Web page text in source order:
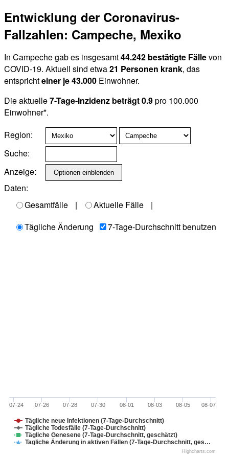
Entwicklung der Coronavirus-
Fallzahlen: Campeche, Mexiko
In Campeche gab es insgesamt44.242 bestätigte Fällevon
COVID-19. Aktuell sind etwa21 Personen krank, das
entsprichteiner je 43.000 Einwohner.
Die aktuelle7-Tage-Inzidenz beträgt 0.9pro 100.000
Einwohner*.
Region:
Suche:
Anzeige:
Daten:
Gesamtfälle
| Aktuelle Fälle
|
Tägliche Änderung
7-Tage-Durchschnitt benutzen
Tägliche neue Infektionen (7-Tage-Durchschnitt)
Tägliche Todesfälle (7-Tage-Durchschnitt)
Tägliche Genesene (7-Tage-Durchschnitt, geschätzt)
Tagliche Änderung in aktiven Fällen (7-Tage-Durchschnitt, ges…
07-24 07-26 07-28 07-30 08-01 08-03 08-05 08-07
Highcharts.com